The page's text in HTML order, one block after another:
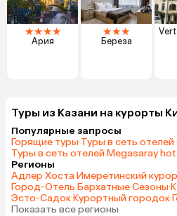
★★★★
Ария
★★★
Береза
Туры из Казани на курорты
Популярные запросы
Горящие туры·Туры в сеть
Туры в сеть отелей Megasaray
Регионы
Адлер·Хоста·Имеретинский
Город-Отель Бархатные Сезоны·
Эсто-Садок·Курортный городок·
Показать все регионы